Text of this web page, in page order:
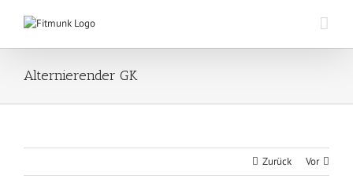
Alternierender GK
Zurück Vor